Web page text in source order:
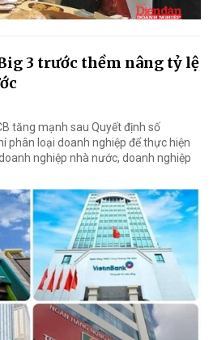
3 trước thềm nâng tỷ lệ
tăng mạnh sau Quyết định số
phân loại doanh nghiệp để thực hiện
nghiệp nhà nước, doanh nghiệp